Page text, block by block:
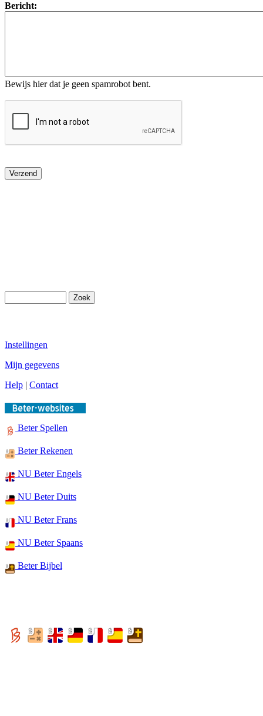
Bericht:
Bewijs hier dat je geen spamrobot bent.
Instellingen
Mijn gegevens
Help | Contact
Beter Spellen
Beter Rekenen
NU Beter Engels
NU Beter Duits
NU Beter Frans
NU Beter Spaans
Beter Bijbel